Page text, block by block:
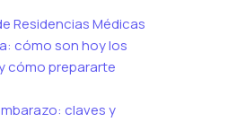
Residencias Médicas
cómo son hoy los
cómo prepararte
claves y